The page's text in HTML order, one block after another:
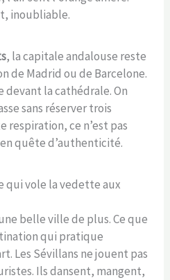
inoubliable.
, la capitale andalouse reste
de Madrid ou de Barcelone.
devant la cathédrale. On
sans réserver trois
respiration, ce n’est pas
quête d’authenticité.
qui vole la vedette aux
belle ville de plus. Ce que
qui pratique
Les Sévillans ne jouent pas
Ils dansent, mangent,